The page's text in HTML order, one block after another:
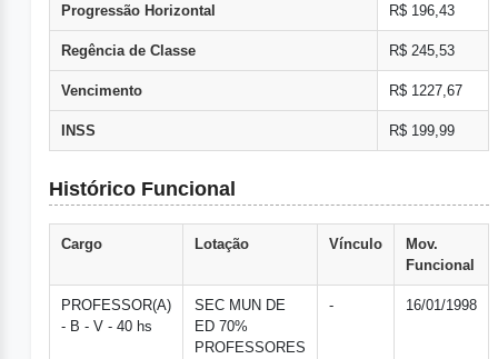
Progressão Horizontal R$ 196,43
Regência de Classe R$ 245,53
Vencimento R$ 1227,67
INSS R$ 199,99
Histórico Funcional
Cargo Lotação Vínculo
Mov.
Funcional
PROFESSOR(A)
- B - V - 40 hs
SEC MUN DE
ED 70%
PROFESSORES
- 16/01/1998